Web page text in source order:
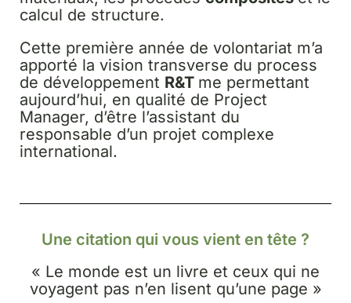
calcul de structure.
Cette première année de volontariat m’a
apporté la vision transverse du process
de développement R&T me permettant
aujourd’hui, en qualité de Project
Manager, d’être l’assistant du
responsable d’un projet complexe
international.
Une citation qui vous vient en tête ?
« Le monde est un livre et ceux qui ne
voyagent pas n’en lisent qu’une page »